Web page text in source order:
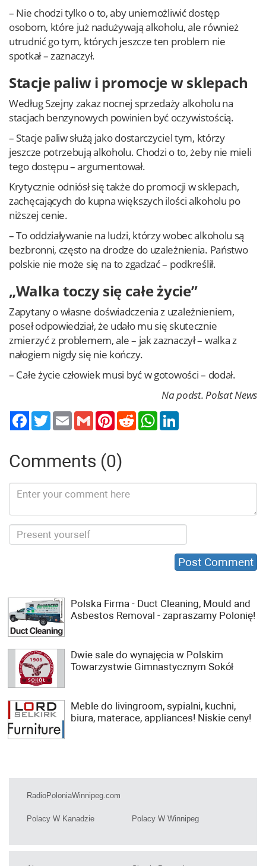
– Nie chodzi tylko o to, aby uniemożliwić dostęp
osobom, które już nadużywają alkoholu, ale również
utrudnić go tym, których jeszcze ten problem nie
spotkał – zaznaczył.
Stacje paliw i promocje w sklepach
Według Szejny zakaz nocnej sprzedaży alkoholu na
stacjach benzynowych powinien być oczywistością.
– Stacje paliw służą jako dostarczyciel tym, którzy
jeszcze potrzebują alkoholu. Chodzi o to, żeby nie mieli
tego dostępu – argumentował.
Krytycznie odniósł się także do promocji w sklepach,
zachęcających do kupna większych ilości alkoholu po
niższej cenie.
– To oddziaływanie na ludzi, którzy wobec alkoholu są
bezbronni, często na drodze do uzależnienia. Państwo
polskie nie może się na to zgadzać – podkreślił.
„Walka toczy się całe życie”
Zapytany o własne doświadczenia z uzależnieniem,
poseł odpowiedział, że udało mu się skutecznie
zmierzyć z problemem, ale – jak zaznaczył – walka z
nałogiem nigdy się nie kończy.
– Całe życie człowiek musi być w gotowości – dodał.
Na podst. Polsat News
TwitterEmail Gmail PinterestReddit WhatsApp
Comments (0)
Polska Firma - Duct Cleaning, Mould and
Asbestos Removal - zapraszamy Polonię!
Dwie sale do wynajęcia w Polskim
Towarzystwie Gimnastycznym Sokół
Meble do livingroom, sypialni, kuchni,
biura, materace, appliances! Niskie ceny!
RadioPoloniaWinnipeg.com
Polacy W Kanadzie Polacy W Winnipeg